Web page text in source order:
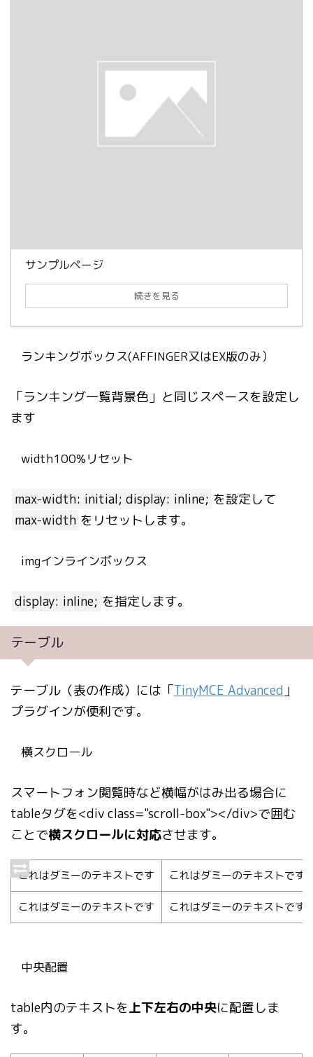
サンプルページ
続きを見る
ランキングボックス(AFFINGER又はEX版のみ）
「ランキング一覧背景色」と同じスペースを設定し
ます
width100%リセット
max-width: initial; display: inline; を設定して
max-width をリセットします。
imgインラインボックス
display: inline; を指定します。
テーブル
テーブル（表の作成）には「TinyMCE Advanced 」
プラグインが便利です。
横スクロール
スマートフォン閲覧時など横幅がはみ出る場合に
tableタグを<div class="scroll-box"></div>で囲む
ことで横スクロールに対応させます。
これはダミーのテキストです これはダミーのテキストです
これはダミーのテキストです これはダミーのテキストです
中央配置
table内のテキストを上下左右の中央に配置しま
す。